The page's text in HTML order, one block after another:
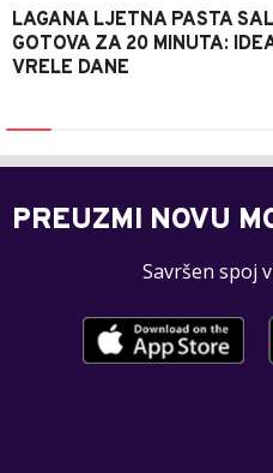
LAGANA LJETNA PASTA
GOTOVA ZA 20 MINUTA:
VRELE DANE
PREUZMI NOVU
Savršen spoj